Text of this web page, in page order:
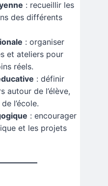
: recueillir les
des différents
: organiser
et ateliers pour
réels.
: définir
autour de l’élève,
l’école.
: encourager
et les projets